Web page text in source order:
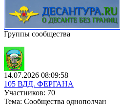
Группы сообщества
14.07.2026 08:09:58
105 ВДД. ФЕРГАНА
Участников: 70
Тема: Сообщества однополчан